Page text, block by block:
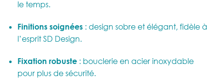
le temps.
Finitions soignées: design sobre et élégant, fidèle à
l’esprit SD Design.
Fixation robuste: bouclerie en acier inoxydable
pour plus de sécurité.